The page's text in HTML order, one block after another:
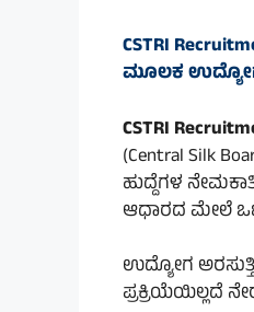
CSTRI
ಮೂಲಕ
CSTRI
(Central Silk
ಹುದ್ದೆಗಳ
ಆಧಾರದ ಮೇಲೆ
ಉದ್ಯೋಗ
ಪ್ರಕ್ರಿಯೆಯಿಲ್ಲದೆ